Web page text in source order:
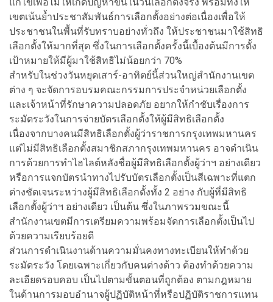
เขตเน้นย้ำประชาสัมพันธ์การเลือกตั้งอย่างต่อเนื่องเพื่อให้
ประชาชนในพื้นที่รับทราบอย่างทั่วถึง ให้ประชาชนมาใช้สิทธิ
เลือกตั้งให้มากที่สุด ซึ่งในการเลือกตั้งครั้งนี้เบื้องต้นมีการตั้ง
เป้าหมายให้มีผู้มาใช้สิทธิไม่น้อยกว่า 70%
สำหรับในช่วงวันหยุดเสาร์-อาทิตย์นี้ส่วนใหญ่สำนักงานเขต
ต่าง ๆ จะจัดการอบรมคณะกรรมการประจำหน่วยเลือกตั้ง
และเจ้าหน้าที่รักษาความปลอดภัย อยากให้กำชับเรื่องการ
ระมัดระวังในการจ่ายบัตรเลือกตั้งให้ผู้มีสิทธิเลือกตั้ง
เนื่องจากบางคนมีสิทธิเลือกตั้งผู้ว่าราชการกรุงเทพมหานคร
แต่ไม่มีสิทธิเลือกตั้งสมาชิกสภากรุงเทพมหานคร อาจดำเนิน
การด้วยการทำไฮไลต์หลังชื่อผู้มีสิทธิเลือกตั้งผู้ว่าฯ อย่างเดียว
หรือการแจกบัตรนำทางไปรับบัตรเลือกตั้งเป็นสีเฉพาะที่แตก
ต่างชัดเจนระหว่างผู้มีสิทธิเลือกตั้งทั้ง 2 อย่าง กับผู้ที่มีสิทธิ
เลือกตั้งผู้ว่าฯ อย่างเดียว เป็นต้น ซึ่งในภาพรวมขณะนี้
สำนักงานเขตมีการเตรียมความพร้อมจัดการเลือกตั้งเป็นไป
ด้วยความเรียบร้อยดี
ส่วนการดำเนินงานด้านความมั่นคงทางทะเบียนให้ทำด้วย
ระมัดระวัง โดยเฉพาะเกี่ยวกับคนต่างด้าว ต้องทำด้วยความ
ละเอียดรอบคอบ เป็นไปตามขั้นตอนที่ถูกต้อง ตามกฎหมาย
ในด้านการมอบอำนาจผู้ปฏิบัติหน้าที่หรือปฏิบัติราชการแทน